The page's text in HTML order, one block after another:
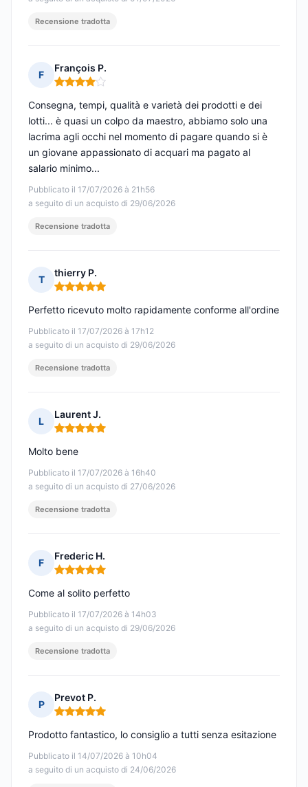
Recensione tradotta
F
François P.
Nota: 4 su 5
Pubblicato il 17/07/2026 à 21h56
a seguito di un acquisto di 29/06/2026
Consegna, tempi, qualità e varietà dei prodotti e dei
lotti... è quasi un colpo da maestro, abbiamo solo una
lacrima agli occhi nel momento di pagare quando si è
un giovane appassionato di acquari ma pagato al
salario minimo...
Recensione tradotta
T
thierry P.
Nota: 5 su 5
Pubblicato il 17/07/2026 à 17h12
a seguito di un acquisto di 29/06/2026
Perfetto ricevuto molto rapidamente conforme all'ordine
Recensione tradotta
L
Laurent J.
Nota: 5 su 5
Pubblicato il 17/07/2026 à 16h40
a seguito di un acquisto di 27/06/2026
Molto bene
Recensione tradotta
F
Frederic H.
Nota: 5 su 5
Pubblicato il 17/07/2026 à 14h03
a seguito di un acquisto di 29/06/2026
Come al solito perfetto
Recensione tradotta
P
Prevot P.
Nota: 5 su 5
Pubblicato il 14/07/2026 à 10h04
a seguito di un acquisto di 24/06/2026
Prodotto fantastico, lo consiglio a tutti senza esitazione